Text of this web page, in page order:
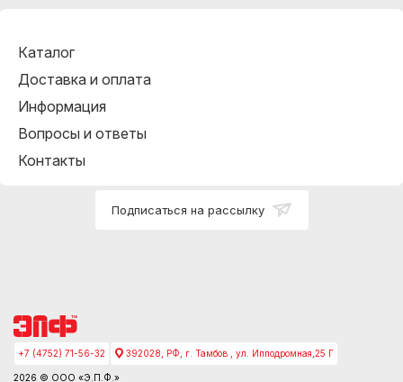
Каталог
Доставка и оплата
Информация
Вопросы и ответы
Контакты
Подписаться на рассылку
+7 (4752) 71-56-32 392028, РФ, г. Тамбов , ул. Ипподромная,25 Г
2026 © ООО «Э.П.Ф.»